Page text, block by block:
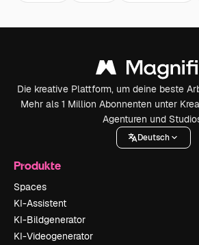
Die kreative Plattform, um deine beste
Mehr als 1 Million Abonnenten unter
Agenturen und
Deutsch
Produkte
Spaces
KI-Assistent
KI-Bildgenerator
KI-Videogenerator